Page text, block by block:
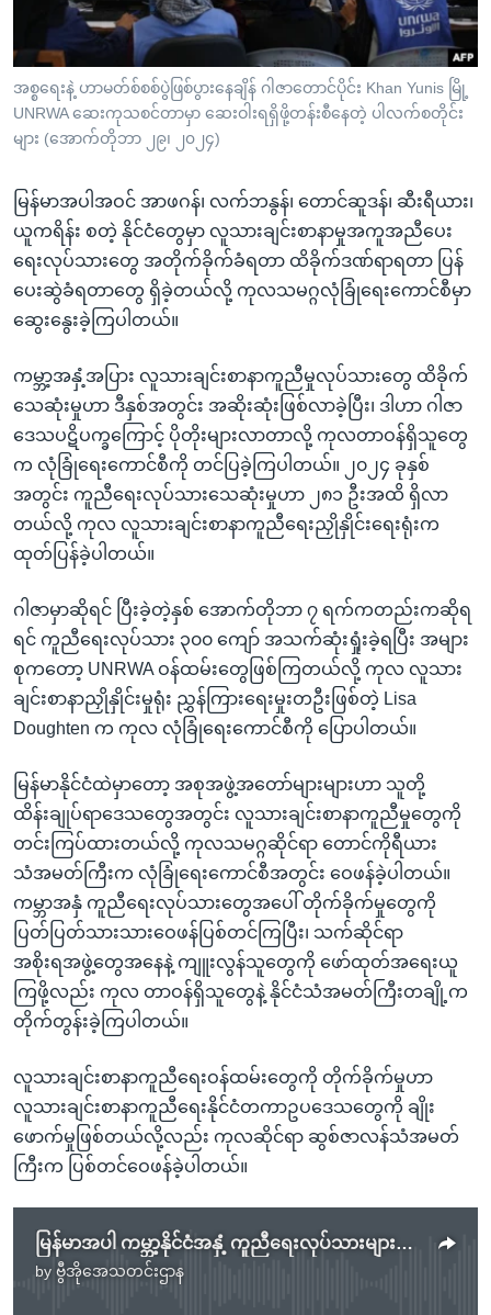
ရန်
ရှာဖွေ
သို့
ကျော်
ဘာသာစကားများ
အစ္စရေးနဲ့ ဟာမတ်စ်စစ်ပွဲဖြစ်ပွားနေချိန် ဂါဇာတောင်ပိုင်း Khan Yunis မြို့
UNRWA ဆေးကုသစင်တာမှာ ဆေးဝါးရရှိဖို့တန်းစီနေတဲ့ ပါလက်စတိုင်း
များ (အောက်တိုဘာ ၂၉၊ ၂၀၂၄)
မြန်မာအပါအဝင် အာဖဂန်၊ လက်ဘနွန်၊ တောင်ဆူဒန်၊ ဆီးရီယား၊
ယူကရိန်း စတဲ့ နိုင်ငံတွေမှာ လူသားချင်းစာနာမှုအကူအညီပေး
ရေးလုပ်သားတွေ အတိုက်ခိုက်ခံရတာ ထိခိုက်ဒဏ်ရာရတာ ပြန်
ပေးဆွဲခံရတာတွေ ရှိခဲ့တယ်လို့ ကုလသမဂ္ဂလုံခြုံရေးကောင်စီမှာ
ဆွေးနွေးခဲ့ကြပါတယ်။
ကမ္ဘာ့အနှံ့အပြား လူသားချင်းစာနာကူညီမှုလုပ်သားတွေ ထိခိုက်
သေဆုံးမှုဟာ ဒီနှစ်အတွင်း အဆိုးဆုံးဖြစ်လာခဲ့ပြီး၊ ဒါဟာ ဂါဇာ
ဒေသပဋိပက္ခကြောင့် ပိုတိုးများလာတာလို့ ကုလတာဝန်ရှိသူတွေ
က လုံခြုံရေးကောင်စီကို တင်ပြခဲ့ကြပါတယ်။ ၂၀၂၄ ခုနှစ်
အတွင်း ကူညီရေးလုပ်သားသေဆုံးမှုဟာ ၂၈၁ ဦးအထိ ရှိလာ
တယ်လို့ ကုလ လူသားချင်းစာနာကူညီရေးညှိုနှိုင်းရေးရုံးက
ထုတ်ပြန်ခဲ့ပါတယ်။
ဂါဇာမှာဆိုရင် ပြီးခဲ့တဲ့နှစ် အောက်တိုဘာ ၇ ရက်ကတည်းကဆိုရ
ရင် ကူညီရေးလုပ်သား ၃၀၀ ကျော် အသက်ဆုံးရှုံးခဲ့ရပြီး အများ
စုကတော့ UNRWA ဝန်ထမ်းတွေဖြစ်ကြတယ်လို့ ကုလ လူသား
ချင်းစာနာညှိုနှိုင်းမှုရုံး ညွှန်ကြားရေးမှုးတဦးဖြစ်တဲ့ Lisa
Doughten က ကုလ လုံခြုံရေးကောင်စီကို ပြောပါတယ်။
မြန်မာနိုင်ငံထဲမှာတော့ အစုအဖွဲ့အတော်များများဟာ သူတို့
ထိန်းချုပ်ရာဒေသတွေအတွင်း လူသားချင်းစာနာကူညီမှုတွေကို
တင်းကြပ်ထားတယ်လို့ ကုလသမဂ္ဂဆိုင်ရာ တောင်ကိုရီယား
သံအမတ်ကြီးက လုံခြုံရေးကောင်စီအတွင်း ဝေဖန်ခဲ့ပါတယ်။
ကမ္ဘာအနှံ ကူညီရေးလုပ်သားတွေအပေါ် တိုက်ခိုက်မှုတွေကို
ပြတ်ပြတ်သားသားဝေဖန်ပြစ်တင်ကြပြီး၊ သက်ဆိုင်ရာ
အစိုးရအဖွဲ့တွေအနေနဲ့ ကျူးလွန်သူတွေကို ဖော်ထုတ်အရေးယူ
ကြဖို့လည်း ကုလ တာဝန်ရှိသူတွေနဲ့ နိုင်ငံသံအမတ်ကြီးတချို့က
တိုက်တွန်းခဲ့ကြပါတယ်။
လူသားချင်းစာနာကူညီရေးဝန်ထမ်းတွေကို တိုက်ခိုက်မှုဟာ
လူသားချင်းစာနာကူညီရေးနိုင်ငံတကာဥပဒေသတွေကို ချိုး
ဖောက်မှုဖြစ်တယ်လို့လည်း ကုလဆိုင်ရာ ဆွစ်ဇာလန်သံအမတ်
ကြီးက ပြစ်တင်ဝေဖန်ခဲ့ပါတယ်။
မြန်မာအပါ ကမ္ဘာ့နိုင်ငံအနှံ့ ကူညီရေးလုပ်သားများတိုက်ခိုက်ခံရမှု ကုလလုံခြုံရေးကောင်စီဆွေးနွေး
by ဗွီအိုအေသတင်းဌာန
No media source currently available